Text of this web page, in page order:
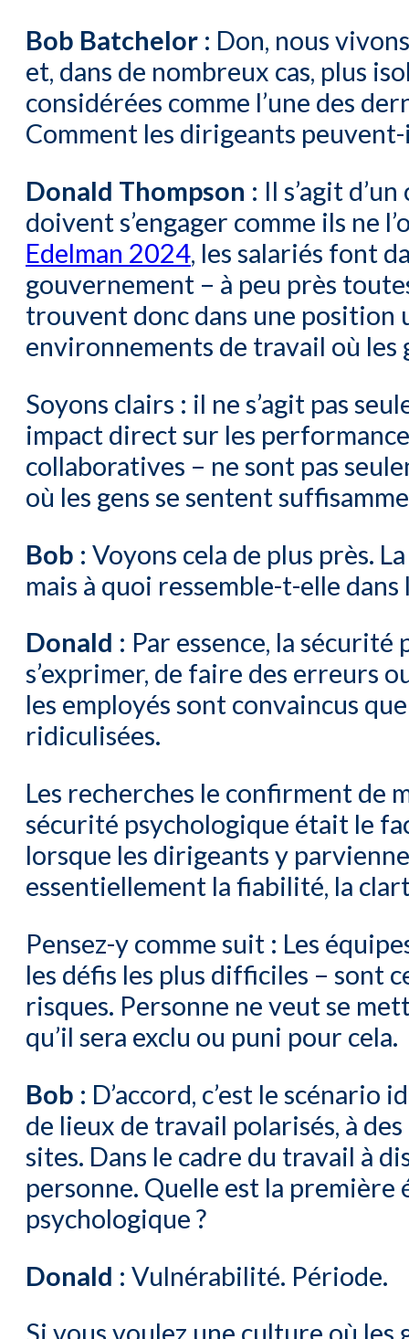
Bob Batchelor : Don, nous
et, dans de nombreux cas, plus
considérées comme l’une des
Comment les dirigeants
Donald Thompson : Il s’agit
doivent s’engager comme ils ne
Edelman 2024, les salariés font
gouvernement – à peu près
trouvent donc dans une position
environnements de travail où les
Soyons clairs : il ne s’agit pas
impact direct sur les
collaboratives – ne sont pas
où les gens se sentent
Bob : Voyons cela de plus près.
mais à quoi ressemble-t-elle dans
Donald : Par essence, la sécurité
s’exprimer, de faire des erreurs
les employés sont convaincus
ridiculisées.
Les recherches le confirment de
sécurité psychologique était le
lorsque les dirigeants y
essentiellement la fiabilité, la
Pensez-y comme suit : Les
les défis les plus difficiles – sont
risques. Personne ne veut se
qu’il sera exclu ou puni pour cela.
Bob : D’accord, c’est le
de lieux de travail polarisés, à
sites. Dans le cadre du travail à
personne. Quelle est la
psychologique ?
Donald : Vulnérabilité. Période.